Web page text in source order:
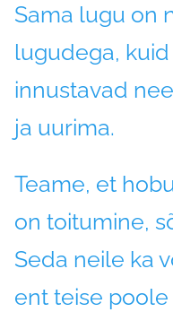
Sama lugu on
lugudega,
innustavad
ja uurima.
Teame, et
on toitumine,
Seda neile ka
ent teise